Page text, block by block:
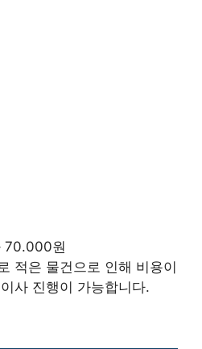
70.000원
적은 물건으로 인해 비용이
사 진행이 가능합니다.